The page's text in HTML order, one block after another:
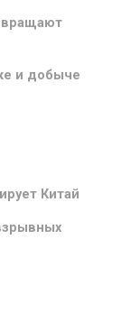
и добыче
Китай